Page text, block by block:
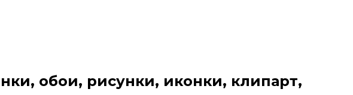
обои, рисунки, иконки, клипарт,